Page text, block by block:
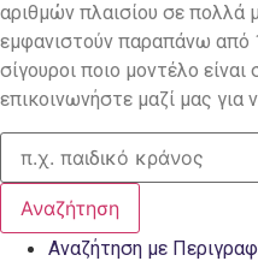
αριθμών πλαισίου σε πολλά
εμφανιστούν παραπάνω από
σίγουροι ποιο μοντέλο
επικοινωνήστε μαζί μας για
Αναζήτηση
Αναζήτηση με